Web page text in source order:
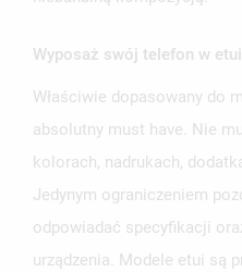
Wyposaż swój telefon w
Właściwie dopasowany do
absolutny must have. Nie
kolorach, nadrukach,
Jedynym ograniczeniem
odpowiadać specyfikacji
urządzenia. Modele etui są
MOJE LISTY
UTWÓRZ LISTĘ
ZALOGUJ SIĘ
MUSISZ BYĆ
SWOJEJ LIŚCIE ŻYCZEŃ.